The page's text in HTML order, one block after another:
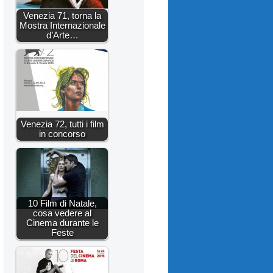
Venezia 71, torna la
Mostra Internazionale
d’Arte…
Venezia 72, tutti i film
in concorso
10 Film di Natale,
cosa vedere al
Cinema durante le
Feste